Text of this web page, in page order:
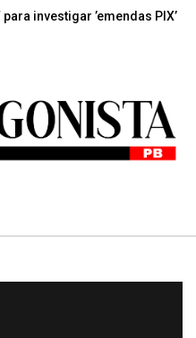
investigar ’emendas PIX’ após…